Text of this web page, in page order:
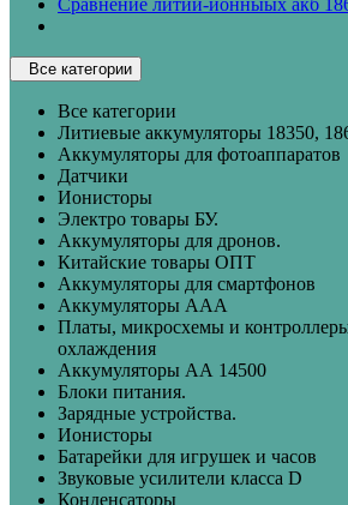
Сравнение литий-ионныых акб
Все категории
Все категории
Литиевые аккумуляторы 18350,
Аккумуляторы для фотоаппаратов
Датчики
Ионисторы
Электро товары БУ.
Аккумуляторы для дронов.
Китайские товары ОПТ
Аккумуляторы для смартфонов
Аккумуляторы ААА
Платы, микросхемы и
охлаждения
Аккумуляторы АА 14500
Блоки питания.
Зарядные устройства.
Ионисторы
Батарейки для игрушек и часов
Звуковые усилители класса D
Конденсаторы